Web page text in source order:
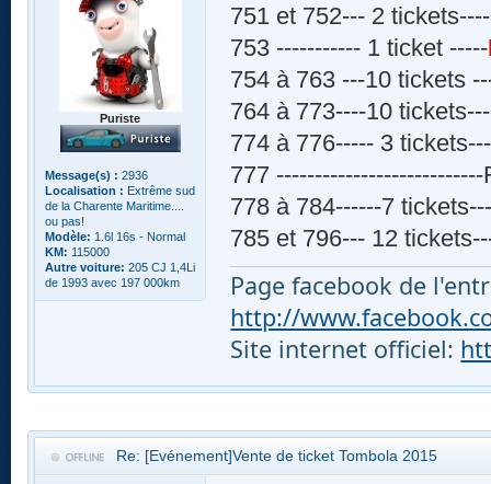
Puriste
Message(s) : 2936
Localisation : Extrême sud
de la Charente Maritime....
ou pas!
Modèle: 1.6l 16s - Normal
KM: 115000
Autre voiture: 205 CJ 1,4Li
de 1993 avec 197 000km
751 et 752--- 2
753 ----------- 1 ticket -----
754 à 763 ---10 tickets
764 à 773----10
774 à 776----- 3
777
778 à 784------7
785 et 796--- 12
Page facebook de
http://
Site internet officiel:
Re: [Evénement]Vente de ticket Tombola 2015